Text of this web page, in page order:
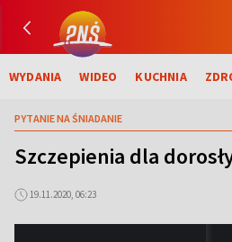
WYDANIA WIDEO KUCHNIA
PYTANIE NA ŚNIADANIE
Szczepienia dla
19.11.2020, 06:23